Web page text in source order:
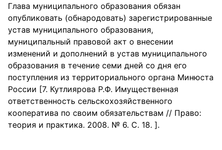
Глава муниципального образования обязан
опубликовать (обнародовать) зарегистрированные
устав муниципального образования,
муниципальный правовой акт о внесении
изменений и дополнений в устав муниципального
образования в течение семи дней со дня его
поступления из территориального органа Минюста
России [7. Кутлиярова Р.Ф. Имущественная
ответственность сельскохозяйственного
кооператива по своим обязательствам // Право:
теория и практика. 2008. № 6. С. 18. ].